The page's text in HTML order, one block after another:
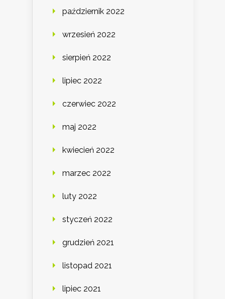
październik 2022
wrzesień 2022
sierpień 2022
lipiec 2022
czerwiec 2022
maj 2022
kwiecień 2022
marzec 2022
luty 2022
styczeń 2022
grudzień 2021
listopad 2021
lipiec 2021